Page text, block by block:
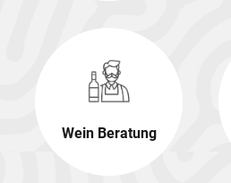
Wein Beratung